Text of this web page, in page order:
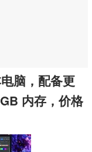
脑，配备更
内存，价格